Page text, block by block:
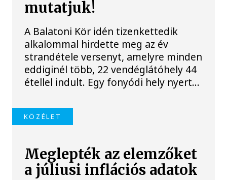
mutatjuk!
A Balatoni Kör idén tizenkettedik
alkalommal hirdette meg az év
strandétele versenyt, amelyre minden
eddiginél több, 22 vendéglátóhely 44
étellel indult. Egy fonyódi hely nyert...
KÖZÉLET
Meglepték az elemzőket
a júliusi inflációs adatok